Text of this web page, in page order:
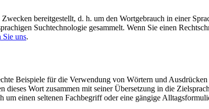
bereitgestellt, d. h. um den Wortgebrauch in einer
Suchtechnologie gesammelt. Wenn Sie einen
Sie uns.
Beispiele für die Verwendung von Wörtern und
Wort zusammen mit seiner Übersetzung in die
einen seltenen Fachbegriff oder eine gängige